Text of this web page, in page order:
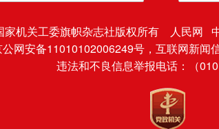
家机关工委旗帜杂志社版权所有 人民网
公网安备11010102006249号， 互联网新闻
违法和不良信息举报电话：（